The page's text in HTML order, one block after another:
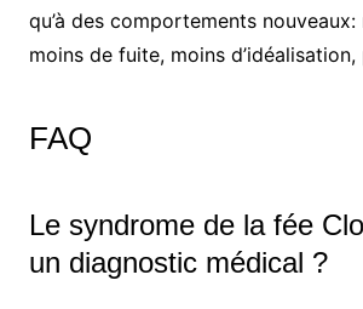
qu’à des comportements
moins de fuite, moins
FAQ
Le syndrome de la fée
un diagnostic médical ?